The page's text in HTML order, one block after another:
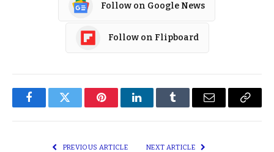
Follow on Google News
Follow on Flipboard
FacebookTwitter PinterestLinkedInTumblr Email
Copy
PREVIOUS ARTICLE NEXT ARTICLE